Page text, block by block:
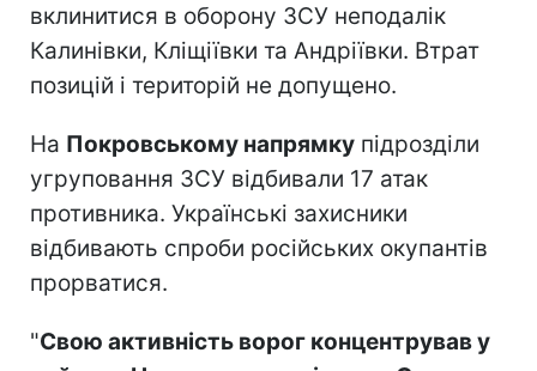
вклинитися в оборону ЗСУ неподалік
Калинівки, Кліщіївки та Андріївки. Втрат
позицій і територій не допущено.
На Покровському напрямку підрозділи
угруповання ЗСУ відбивали 17 атак
противника. Українські захисники
відбивають спроби російських окупантів
прорватися.
"Свою активність ворог концентрував у